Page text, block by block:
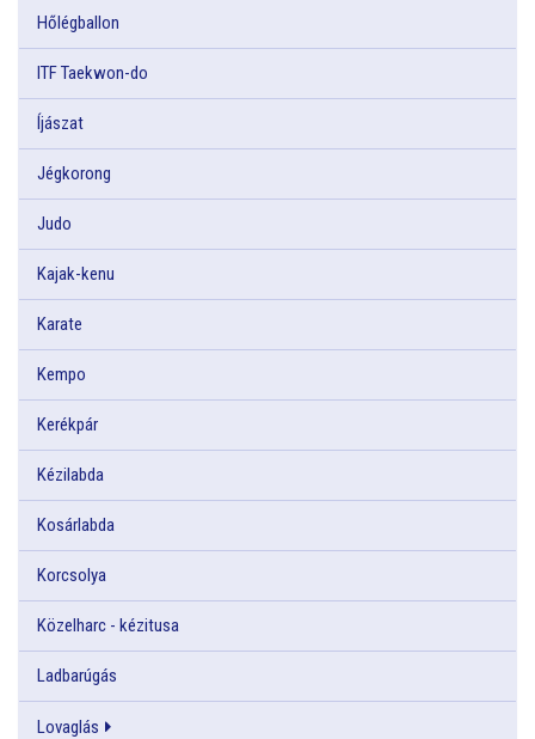
Hőlégballon
ITF Taekwon-do
Íjászat
Jégkorong
Judo
Kajak-kenu
Karate
Kempo
Kerékpár
Kézilabda
Kosárlabda
Korcsolya
Közelharc - kézitusa
Ladbarúgás
Lovaglás